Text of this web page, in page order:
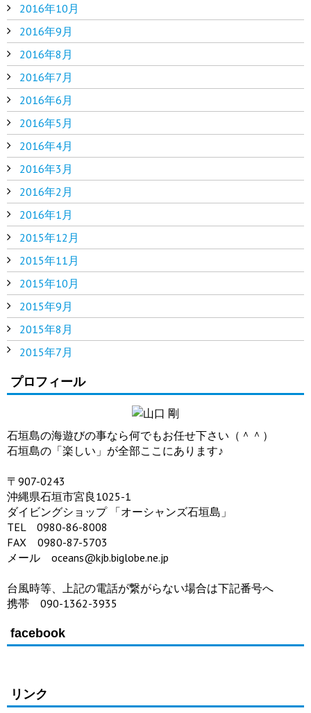
2016年10月
2016年9月
2016年8月
2016年7月
2016年6月
2016年5月
2016年4月
2016年3月
2016年2月
2016年1月
2015年12月
2015年11月
2015年10月
2015年9月
2015年8月
2015年7月
プロフィール
石垣島の海遊びの事なら何でもお任せ下さい（＾＾）
石垣島の「楽しい」が全部ここにあります♪
〒907-0243
沖縄県石垣市宮良1025-1
ダイビングショップ 「オーシャンズ石垣島」
TEL 0980-86-8008
FAX 0980-87-5703
メール oceans@kjb.biglobe.ne.jp
台風時等、上記の電話が繋がらない場合は下記番号へ
携帯 090-1362-3935
facebook
リンク